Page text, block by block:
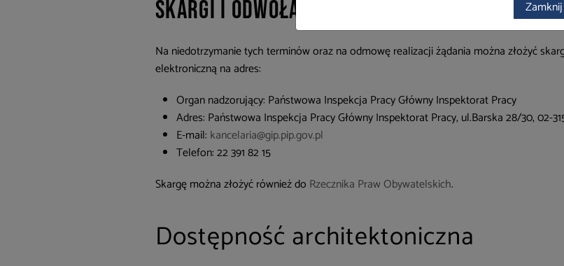
Skargi i odwołania
Na niedotrzymanie tych terminów oraz na odmowę realizacji żądania można złożyć
elektroniczną na adres:
Organ nadzorujący: Państwowa Inspekcja Pracy Główny Inspektorat Pracy
Adres: Państwowa Inspekcja Pracy Główny Inspektorat Pracy, ul.Barska 28/30, 02-
E-mail: kancelaria@gip.pip.gov.pl
Telefon: 22 391 82 15
Skargę można złożyć również do Rzecznika Praw Obywatelskich.
Dostępność architektoniczna
Zamknij